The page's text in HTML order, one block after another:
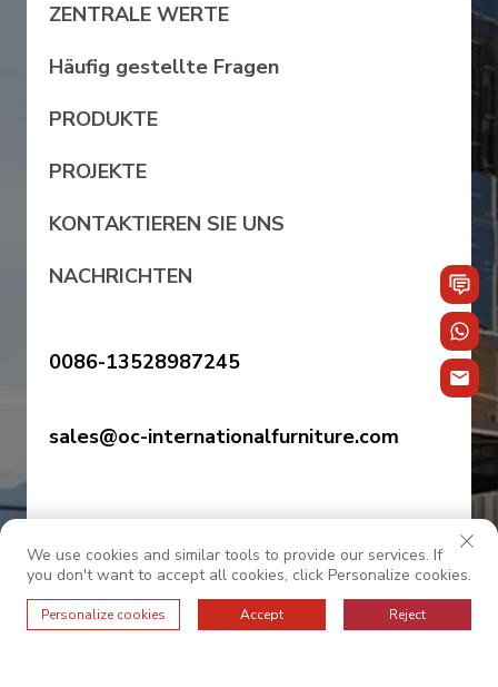
ZENTRALE WERTE
Häufig gestellte Fragen
PRODUKTE
PROJEKTE
KONTAKTIEREN SIE UNS
NACHRICHTEN
0086-13528987245
sales@oc-internationalfurniture.com
We use cookies and similar tools to provide our services. If
you don't want to accept all cookies, click Personalize cookies.
Personalize cookies Accept Reject